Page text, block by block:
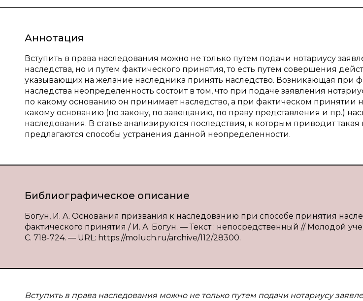
Аннотация
Вступить в права наследования можно не только путем подачи нотариусу
наследства, но и путем фактического принятия, то есть путем совершения
указывающих на желание наследника принять наследство. Возникающая при
наследства неопределенность состоит в том, что при подаче заявления
по какому основанию он принимает наследство, а при фактическом принятии
какому основанию (по закону, по завещанию, по праву представления и пр.)
наследования. В статье анализируются последствия, к которым приводит
предлагаются способы устранения данной неопределенности.
Библиографическое описание
Богун, И. А. Основания призвания к наследованию при способе принятия
фактического принятия / И. А. Богун. — Текст : непосредственный // Молодой
С. 718-724. — URL: https://moluch.ru/archive/112/28300.
Вступить в права наследования можно не только путем подачи нотариусу